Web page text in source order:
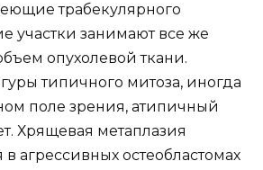
трабекулярного
участки занимают все же
опухолевой ткани.
типичного митоза, иногда
поле зрения, атипичный
Хрящевая метаплазия
агрессивных остеобластомах